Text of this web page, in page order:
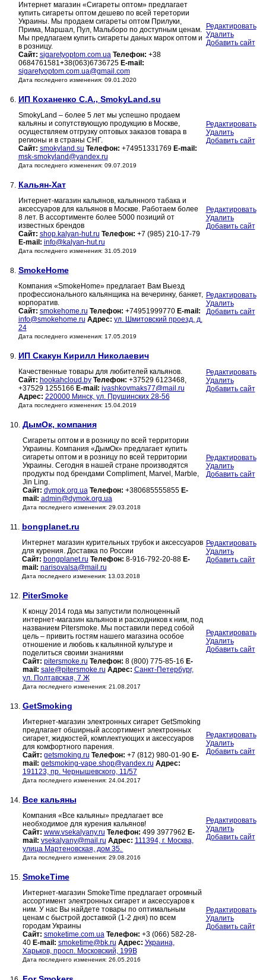
Интернет магазин «Cигареты оптом» предлагает
купить сигареты оптом дешево по всей теретории
Украины. Мы продаем сигареты оптом Прилуки,
Прима, Маршал, Пул, Мальборо по доступным ценам.
Мы предлагаем купить сигареты даных марок оптом и
в розницу.
Сайт: sigaretyoptom.com.ua Телефон: +38
0684761581+38(063)6736725 E-mail:
sigaretyoptom.com.ua@gmail.com
Дата последнего изменения: 09.01.2020
Редактировать
Удалить
Добавить сайт
6. ИП Коханенко С.А., SmokyLand.su
SmokyLand – более 5 лет мы успешно продаем
кальяны и сопутствующую продукцию в Москве,
осуществляем отгрузку оптовых заказов товара в
регионы и в страны СНГ.
Сайт: smokyland.su Телефон: +74951331769 E-mail:
msk-smokyland@yandex.ru
Дата последнего изменения: 09.07.2019
Редактировать
Удалить
Добавить сайт
7. Кальян-Хат
Интернет-магазин кальянов, кальянного табака и
аксессуаров для кальянов в Москве. Работаем более
8 лет. В ассортименте более 5000 позиций от
известных брендов
Сайт: shop.kalyan-hut.ru Телефон: +7 (985) 210-17-79
E-mail: info@kalyan-hut.ru
Дата последнего изменения: 31.05.2019
Редактировать
Удалить
Добавить сайт
8. SmokeHome
Компания «SmokeHome» предлагает Вам Выезд
профессионального кальянщика на вечеринку, банкет,
корпоратив.
Сайт: smokehome.ru Телефон: +74951999770 E-mail:
info@smokehome.ru Адрес: ул. Шмитовский проезд, д.
24
Дата последнего изменения: 17.05.2019
Редактировать
Удалить
Добавить сайт
9. ИП Скакун Кирилл Николаевич
Качественные товары для любителей кальянов.
Сайт: hookahcloud.by Телефон: +37529 6123468,
+37529 1255166 E-mail: ivashkovmaks77@mail.ru
Адрес: 220000 Минск, ул. Прушинских 28-56
Дата последнего изменения: 15.04.2019
Редактировать
Удалить
Добавить сайт
10. ДымОк, компания
Сигареты оптом и в розницу по всей территории
Украины. Компания «ДымОк» предлагает купить
сигареты оптом и в розницу по всей территории
Украины. Сегодня в нашей стране производятся
продукты под брендами Compliment, Marvel, Marble,
Jin Ling.
Сайт: dymok.org.ua Телефон: +380685555855 E-
mail: admin@dymok.org.ua
Дата последнего изменения: 29.03.2018
Редактировать
Удалить
Добавить сайт
11. bongplanet.ru
Интернет магазин курительных трубок и аксессуаров
для курения. Доставка по России
Сайт: bongplanet.ru Телефон: 8-916-792-20-88 E-
mail: narisovalsa@mail.ru
Дата последнего изменения: 13.03.2018
Редактировать
Удалить
Добавить сайт
12. PiterSmoke
К концу 2014 года мы запустили полноценный
интернет-магазин кальянов и расходников к ним, под
названием Pitersmoke. Мы поставили перед собой
цель – привить гостям нашего магазина особое
отношение и любовь к кальянной культуре и
поделиться своими знаниями
Сайт: pitersmoke.ru Телефон: 8 (800) 775-85-16 E-
mail: sale@pitersmoke.ru Адрес: Санкт-Петербург,
ул. Полтавская, 7 Ж
Дата последнего изменения: 21.08.2017
Редактировать
Удалить
Добавить сайт
13. GetSmoking
Интернет-магазин электронных сигарет GetSmoking
предлагает обширный ассортимент электронных
сигарет, жидкостей, комплектующих и аксессуаров
для комфортного парения.
Сайт: getsmoking.ru Телефон: +7 (812) 980-01-90 E-
mail: getsmoking-vape.shop@yandex.ru Адрес:
191123, пр. Чернышевского, 11/57
Дата последнего изменения: 24.04.2017
Редактировать
Удалить
Добавить сайт
14. Все кальяны
Компания «Все кальяны» предлагает все
необходимое для курения кальянов!
Сайт: www.vsekalyany.ru Телефон: 499 3977962 E-
mail: vsekalyany@mail.ru Адрес: 111394, г. Москва,
улица Мартеновская, дом 35.
Дата последнего изменения: 29.08.2016
Редактировать
Удалить
Добавить сайт
15. SmokeTime
Интернет-магазин SmokeTime предлагает огромный
ассортимент электронных сигарет и аксессуаров к
ним. У нас Вы найдете товары по оптимальным
ценам с быстрой доставкой (1-2 дня) по всем
городам Украины
Сайт: smoketime.com.ua Телефон: +3 (066) 582-28-
40 E-mail: smoketime@bk.ru Адрес: Украина,
Харьков, просп. Московский, 199В
Дата последнего изменения: 26.05.2016
Редактировать
Удалить
Добавить сайт